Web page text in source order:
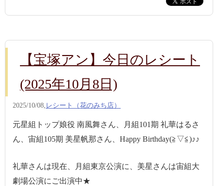
【宝塚アン】今日のレシート
(2025年10月8日)
2025/10/08, レシート（花のみち店）
元星組トップ娘役 南風舞さん、月組101期 礼華はるさ
ん、宙組105期 美星帆那さん、Happy Birthday(≧▽≦)♪♪
礼華さんは現在、月組東京公演に、美星さんは宙組大
劇場公演にご出演中★